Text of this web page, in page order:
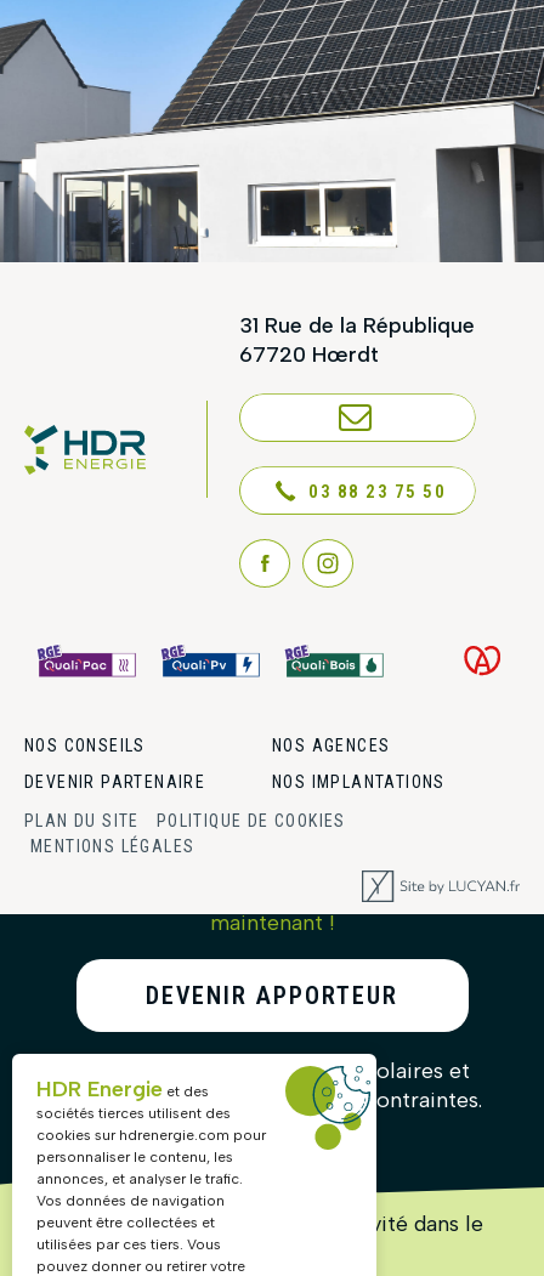
31 Rue de la République
67720 Hœrdt
NOUS CONTACTER
03 88 23 75 50
NOS CONSEILS
NOS AGENCES
DEVENIR PARTENAIRE
NOS IMPLANTATIONS
PLAN DU SITE
POLITIQUE DE COOKIES
MENTIONS LÉGALES
Générez un revenu complémentaire dès
maintenant !
DEVENIR APPORTEUR
D’AFFAIRES
Recommandez nos solutions solaires et
gagnez des commissions sans contraintes.
Lancez ou accélérez votre activité dans le
HDR Energie et des
sociétés tierces utilisent des
cookies sur hdrenergie.com pour
personnaliser le contenu, les
annonces, et analyser le trafic.
Vos données de navigation
peuvent être collectées et
utilisées par ces tiers. Vous
pouvez donner ou retirer votre